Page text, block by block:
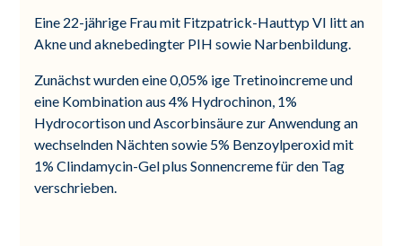
Eine 22-jährige Frau mit Fitzpatrick-Hauttyp VI litt an
Akne und aknebedingter PIH sowie Narbenbildung.
Zunächst wurden eine 0,05% ige Tretinoincreme und
eine Kombination aus 4% Hydrochinon, 1%
Hydrocortison und Ascorbinsäure zur Anwendung an
wechselnden Nächten sowie 5% Benzoylperoxid mit
1% Clindamycin-Gel plus Sonnencreme für den Tag
verschrieben.